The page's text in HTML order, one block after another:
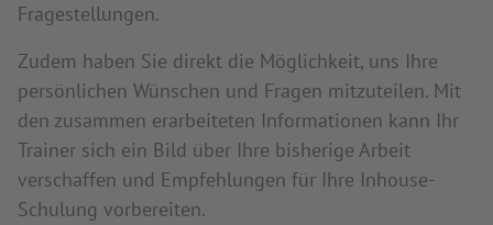
Fragestellungen.
Zudem haben Sie direkt die Möglichkeit, uns Ihre
persönlichen Wünschen und Fragen mitzuteilen. Mit
den zusammen erarbeiteten Informationen kann Ihr
Trainer sich ein Bild über Ihre bisherige Arbeit
verschaffen und Empfehlungen für Ihre Inhouse-
Schulung vorbereiten.